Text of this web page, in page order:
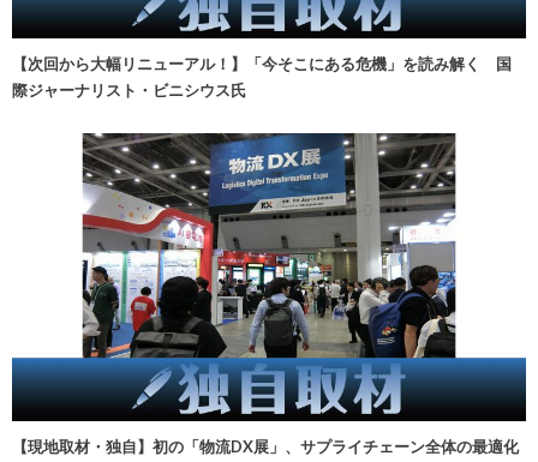
【次回から大幅リニューアル！】「今そこにある危機」を読み解く 国
際ジャーナリスト・ビニシウス氏
【現地取材・独自】初の「物流DX展」、サプライチェーン全体の最適化